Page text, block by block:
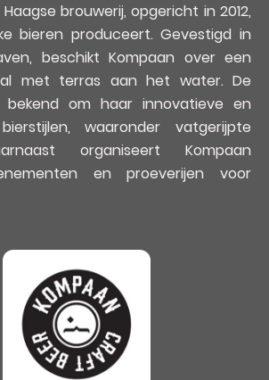
brouwerij, opgericht in 2012,
bieren produceert. Gevestigd in
beschikt Kompaan over een
met terras aan het water. De
bekend om haar innovatieve en
waaronder vatgerijpte
organiseert Kompaan
en proeverijen voor